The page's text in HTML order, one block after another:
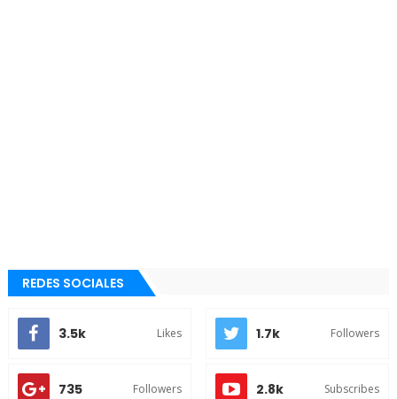
REDES SOCIALES
3.5k Likes 1.7k Followers
735 Followers 2.8k Subscribes